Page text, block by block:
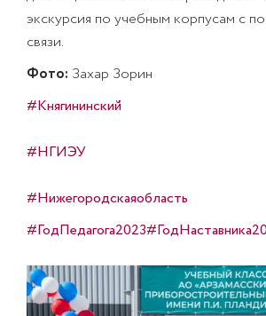
экскурсия по учебным корпусам с
связи.
Фото: Захар Зорин
#Княгининский
#НГИЭУ
#Нижегородскаяобласть
#ГодПедагога2023